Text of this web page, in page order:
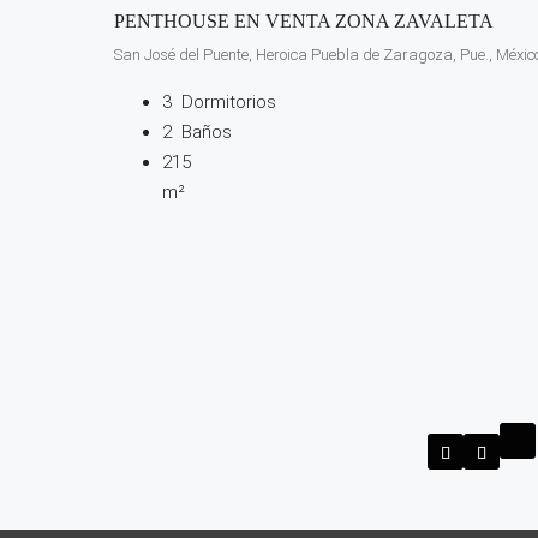
PENTHOUSE EN VENTA ZONA ZAVALETA
San José del Puente, Heroica Puebla de Zaragoza, Pue.,
3 Dormitorios
2 Baños
215
m²